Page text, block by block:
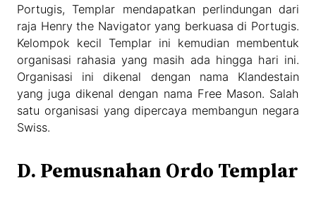
Portugis, Templar mendapatkan perlindungan dari
raja Henry the Navigator yang berkuasa di Portugis.
Kelompok kecil Templar ini kemudian membentuk
organisasi rahasia yang masih ada hingga hari ini.
Organisasi ini dikenal dengan nama Klandestain
yang juga dikenal dengan nama Free Mason. Salah
satu organisasi yang dipercaya membangun negara
Swiss.
D. Pemusnahan Ordo Templar